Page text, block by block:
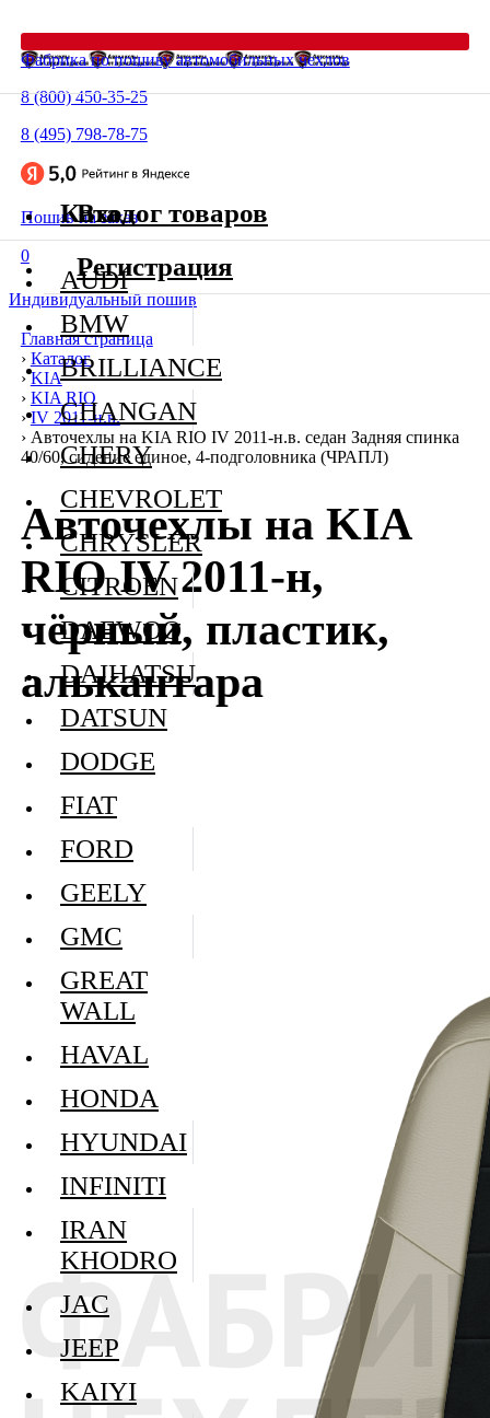
Фабрика по пошиву автомобильных чехлов
8 (800) 450-35-25
8 (495) 798-78-75
Пошив на заказ
0
Индивидуальный пошив
Главная страница
› Каталог
› KIA
› KIA RIO
› IV 2011-н.в.
› Авточехлы на KIA RIO IV 2011-н.в. седан Задняя спинка
40/60, сидение единое, 4-подголовника (ЧРАПЛ)
Авточехлы на KIA
RIO IV 2011-н,
чёрный, пластик,
алькантара
Каталог товаров
AUDI
BMW
BRILLIANCE
CHANGAN
CHERY
CHEVROLET
CHRYSLER
CITROEN
DAEWOO
DAIHATSU
DATSUN
DODGE
FIAT
FORD
GEELY
GMC
GREAT
WALL
HAVAL
HONDA
HYUNDAI
INFINITI
IRAN
KHODRO
JAC
JEEP
KAIYI
Вход
Регистрация